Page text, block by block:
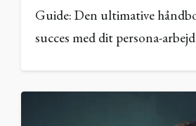
Guide: Den ultimative
succes med dit persona-